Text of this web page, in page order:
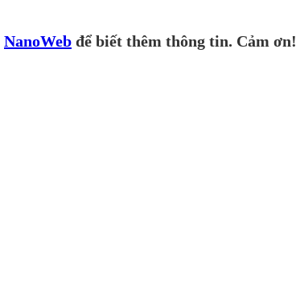
NanoWeb để biết thêm thông tin. Cảm ơn!